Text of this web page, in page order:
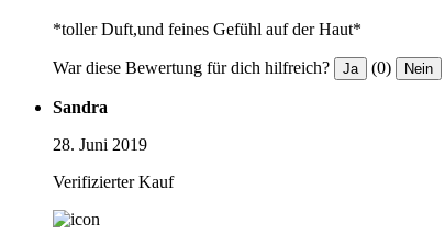
*toller Duft,und feines Gefühl auf der Haut*
War diese Bewertung für dich hilfreich? Ja (0) Nein
Sandra
28. Juni 2019
Verifizierter Kauf